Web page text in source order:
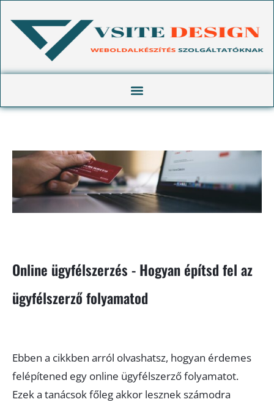
Online ügyfélszerzés - Hogyan építsd fel az
ügyfélszerző folyamatod
Ebben a cikkben arról olvashatsz, hogyan érdemes
felépítened egy online ügyfélszerző folyamatot.
Ezek a tanácsok főleg akkor lesznek számodra